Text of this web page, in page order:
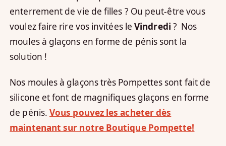
enterrement de vie de filles ? Ou peut-être vous
voulez faire rire vos invitées leVindredi ? Nos
moules à glaçons en forme de pénis sont la
solution !
Nos moules à glaçons très Pompettes sont fait de
silicone et font de magnifiques glaçons en forme
de pénis.Vous pouvez les acheter dès
maintenant sur notre Boutique Pompette!